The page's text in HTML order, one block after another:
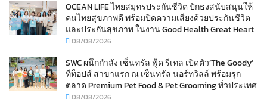
OCEAN LIFE ไทยสมุทรประกันชีวิต ปักธงสนับสนุนให้
คนไทยสุขภาพดี พร้อมปิดความเสี่ยงด้วยประกันชีวิต
และประกันสุขภาพ ในงาน Good Health Great Heart
08/08/2026
SWC ผนึกกำลัง เซ็นทรัล ฟู้ด รีเทล เปิดตัว‘The Goody’
ที่ท็อปส์ สาขาแรก ณ เซ็นทรัล นอร์ทวิลล์ พร้อมรุก
ตลาด Premium Pet Food & Pet Grooming ทั่วประเทศ
08/08/2026